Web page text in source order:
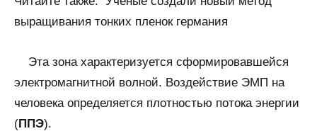
выращивания тонких пленок германия
Эта зона характеризуется сформировавшейся
электромагнитной волной. Воздействие ЭМП на
человека определяется плотностью потока энергии
(ППЭ).